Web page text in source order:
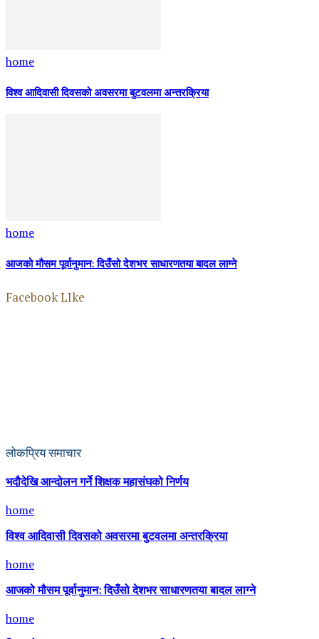
home
विश्व आदिवासी दिवसको अवसरमा बुटवलमा अन्तरक्रिया
home
आजको मौसम पूर्वानुमान: दिउँसो देशभर साधारणतया बादल लाग्ने
Facebook LIke
लोकप्रिय समाचार
भदौदेखि आन्दोलन गर्ने शिक्षक महासंघको निर्णय
home
विश्व आदिवासी दिवसको अवसरमा बुटवलमा अन्तरक्रिया
home
आजको मौसम पूर्वानुमान: दिउँसो देशभर साधारणतया बादल लाग्ने
home